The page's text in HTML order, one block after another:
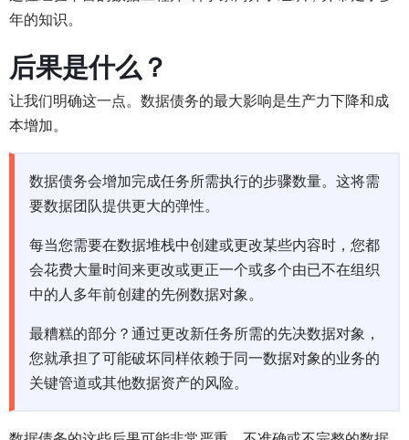
年的知识。
后果是什么？
让我们明确这一点。数据债务的最大影响是生产力下降和成
本增加。
数据债务会增加完成任务所需执行的步骤数量。这将需
要数据团队提供更大的弹性。
每当您需要在数据堆栈中创建或更改某些内容时，您都
会花费大量时间来更改或更正一个或多个由已不在组织
中的人多年前创建的先例数据对象。
最糟糕的部分？通过更改新任务所需的先决数据对象，
您就承担了可能破坏同样依赖于同一数据对象的业务的
关键管道或其他数据资产的风险。